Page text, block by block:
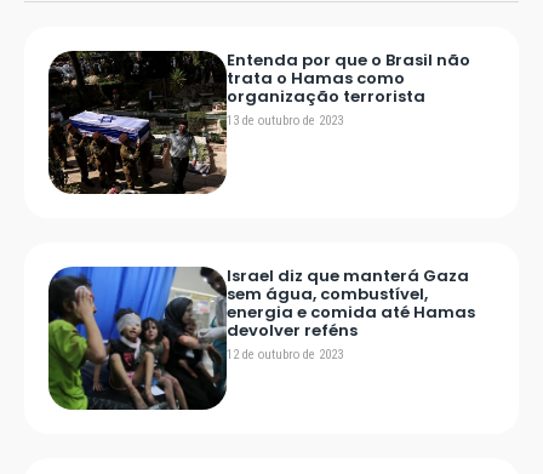
Entenda por que o Brasil não
trata o Hamas como
organização terrorista
13 de outubro de 2023
Israel diz que manterá Gaza
sem água, combustível,
energia e comida até Hamas
devolver reféns
12 de outubro de 2023